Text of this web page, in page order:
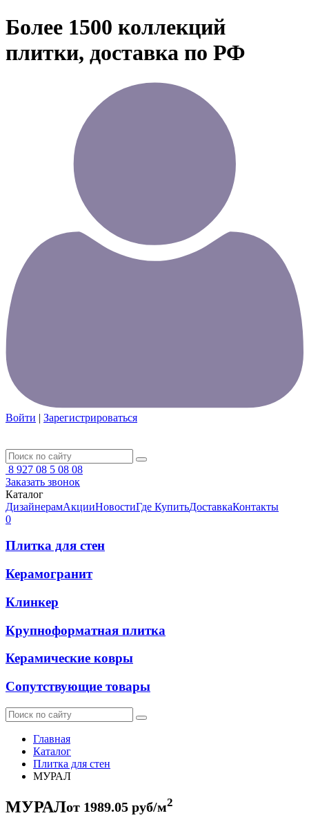
Более 1500 коллекций
плитки, доставка по РФ
Войти | Зарегистрироваться
8 927 08 5 08 08
Заказать звонок
Каталог
ДизайнерамАкцииНовостиГде КупитьДоставкаКонтакты
0
Плитка для стен
Керамогранит
Клинкер
Крупноформатная плитка
Керамические ковры
Сопутствующие товары
Главная
Каталог
Плитка для стен
МУРАЛ
МУРАЛот 1989.05 руб/м2